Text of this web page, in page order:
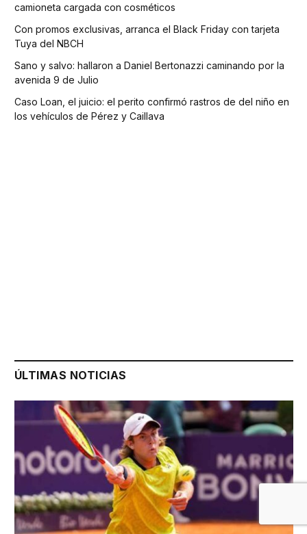
camioneta cargada con cosméticos
Con promos exclusivas, arranca el Black Friday con tarjeta
Tuya del NBCH
Sano y salvo: hallaron a Daniel Bertonazzi caminando por la
avenida 9 de Julio
Caso Loan, el juicio: el perito confirmó rastros de del niño en
los vehículos de Pérez y Caillava
ÚLTIMAS NOTICIAS